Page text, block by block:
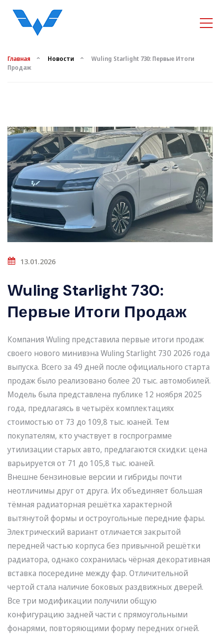
Главная Новости
Wuling Starlight 730: Первые Итоги
Продаж
13.01.2026
Wuling Starlight 730:
Первые Итоги Продаж
Компания Wuling представила первые итоги продаж
своего нового минивэна Wuling Starlight 730 2026 года
выпуска. Всего за 49 дней после официального старта
продаж было реализовано более 20 тыс. автомобилей.
Модель была представлена публике 12 ноября 2025
года, предлагаясь в четырёх комплектациях
стоимостью от 73 до 109,8 тыс. юаней. Тем
покупателям, кто участвует в госпрограмме
утилизации старых авто, предлагаются скидки: цена
варьируется от 71 до 105,8 тыс. юаней.
Внешне бензиновые версии и гибриды почти
неотличимы друг от друга. Их объединяет большая
тёмная радиаторная решётка характерной
вытянутой формы и остроугольные передние фары.
Электрический вариант отличается закрытой
передней частью корпуса без привычной решётки
радиатора, однако сохранилась чёрная декоративная
вставка посередине между фар. Отличительной
чертой стала наличие боковых раздвижных дверей.
Все три модификации получили общую
конфигурацию задней части с прямоугольными
фонарями, повторяющими форму передних огней.